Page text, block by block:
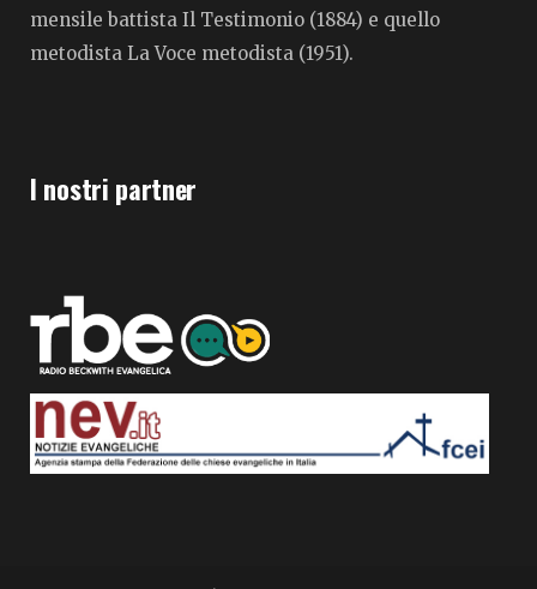
mensile battista Il Testimonio (1884) e quello
metodista La Voce metodista (1951).
I nostri partner